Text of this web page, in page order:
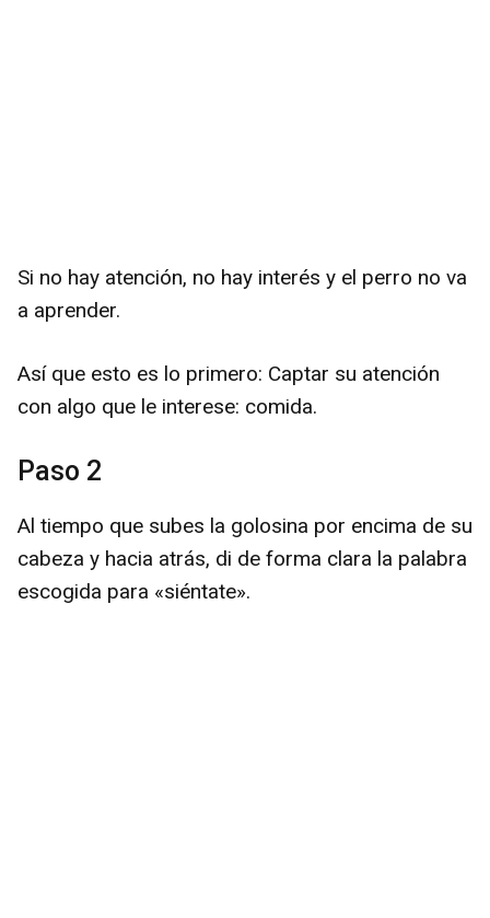
Si no hay atención, no hay interés y el perro no va
a aprender.
Así que esto es lo primero: Captar su atención
con algo que le interese: comida.
Paso 2
Al tiempo que subes la golosina por encima de su
cabeza y hacia atrás, di de forma clara la palabra
escogida para «siéntate».